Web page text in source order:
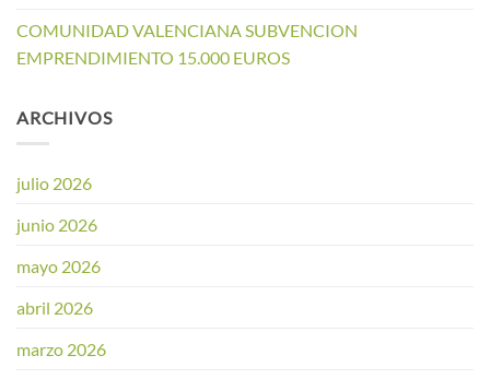
COMUNIDAD VALENCIANA SUBVENCION
EMPRENDIMIENTO 15.000 EUROS
ARCHIVOS
julio 2026
junio 2026
mayo 2026
abril 2026
marzo 2026